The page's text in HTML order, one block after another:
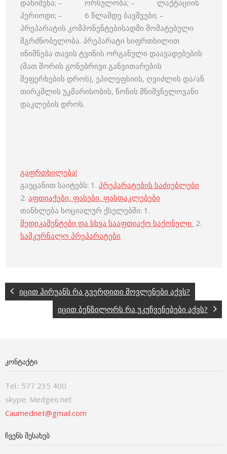
დანიშვნა; – ორსულობა; – ლაქტაციის
პერიოდი; – 6 წლამდე ბავშვები; –
პრეპარატის კომპონენტებისადმი მომატებული
მგრძნობელობა. პრეპარატი სიფრთხილით
ინიშნება თავის ტვინის ორგანული დაავადებების
(მათ შორის გონებრივი განვითარების
შეფერხების დროს), ეპილეფსიის, ღვიძლის და/ან
თირკმლის უკმარისობის, წონის მნიშვნელოვანი
დაკლების დროს.
გაფრთხილება!
გაეცანით საიტებს: 1. პრეპარატების საძიებლები
2. აფთიაქები, ფასები, ფასდაკლებები
თანხლება სოციალურ ქსელებში: 1.
მედიკამენტები და სხვა სააფთიაქო საქონელი 2.
სამკურნალო პრეპარატები
იცით ჰირუანს რა გვერდითი მოვლენები აქვს?
იცით ბენზილორს რა უკუჩვენებები აქვს?
ᲙᲝᲜᲢᲐᲥᲢᲘ
Tel.: 577 235 400
skype: Medgeo.net
Caumednet@gmail.com
ᲩᲕᲔᲜᲡ ᲨᲔᲡᲐᲮᲔᲑ